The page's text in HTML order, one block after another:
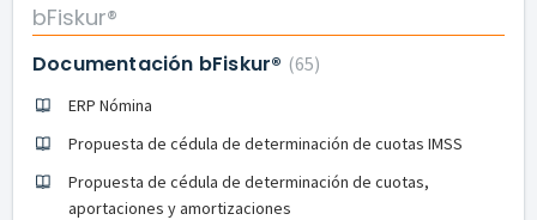
bFiskur®
Documentación bFiskur® 65
ERP Nómina
Propuesta de cédula de determinación de cuotas IMSS
Propuesta de cédula de determinación de cuotas,
aportaciones y amortizaciones